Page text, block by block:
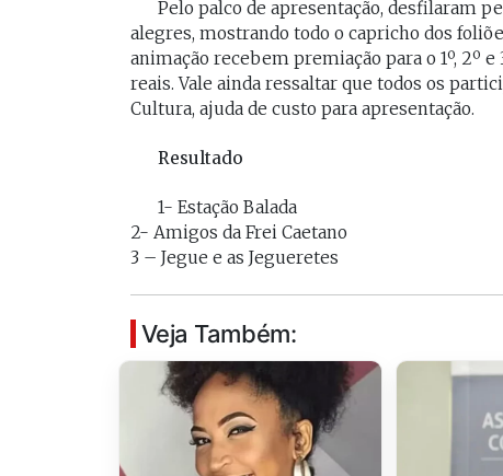
Pelo palco de apresentação, desfilaram
alegres, mostrando todo o capricho dos
animação recebem premiação para o 1º, 2º
reais. Vale ainda ressaltar que todos os
Cultura, ajuda de custo para apresentação.
Resultado
1- Estação Balada
2- Amigos da Frei Caetano
3 – Jegue e as Jegueretes
Veja Também: